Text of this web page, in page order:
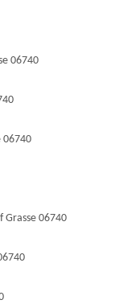
06740
06740
Grasse 06740